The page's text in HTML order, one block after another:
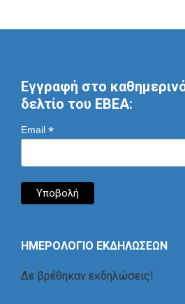
Εγγραφή στο
δελτίο του ΕΒΕΑ:
Email *
ΗΜΕΡΟΛΟΓΙΟ ΕΚΔΗΛΩΣΕΩΝ
Δε βρέθηκαν εκδηλώσεις!